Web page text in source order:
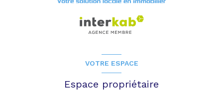
VOTRE ESPACE
Espace propriétaire